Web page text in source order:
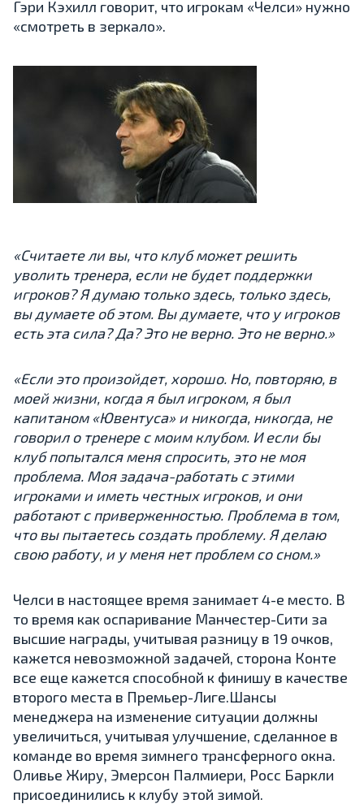
Гэри Кэхилл говорит, что игрокам «Челси» нужно
«смотреть в зеркало».
«Считаете ли вы, что клуб может решить
уволить тренера, если не будет поддержки
игроков? Я думаю только здесь, только здесь,
вы думаете об этом. Вы думаете, что у игроков
есть эта сила? Да? Это не верно. Это не верно.»
«Если это произойдет, хорошо. Но, повторяю, в
моей жизни, когда я был игроком, я был
капитаном «Ювентуса» и никогда, никогда, не
говорил о тренере с моим клубом. И если бы
клуб попытался меня спросить, это не моя
проблема. Моя задача-работать с этими
игроками и иметь честных игроков, и они
работают с приверженностью. Проблема в том,
что вы пытаетесь создать проблему. Я делаю
свою работу, и у меня нет проблем со сном.»
Челси в настоящее время занимает 4-е место. В
то время как оспаривание Манчестер-Сити за
высшие награды, учитывая разницу в 19 очков,
кажется невозможной задачей, сторона Конте
все еще кажется способной к финишу в качестве
второго места в Премьер-Лиге.Шансы
менеджера на изменение ситуации должны
увеличиться, учитывая улучшение, сделанное в
команде во время зимнего трансферного окна.
Оливье Жиру, Эмерсон Палмиери, Росс Баркли
присоединились к клубу этой зимой.